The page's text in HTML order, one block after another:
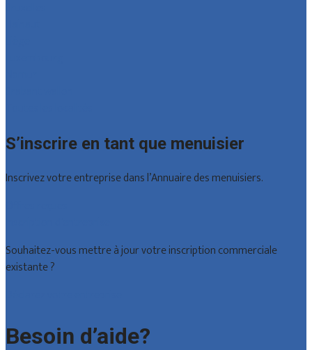
S’inscrire en tant que menuisier
Inscrivez votre entreprise dans l’Annuaire des menuisiers.
Souhaitez-vous mettre à jour votre inscription commerciale
existante ?
Besoin d’aide?